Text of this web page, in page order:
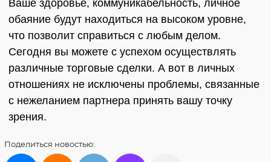
Ваше здоровье, коммуникабельность, личное
обаяние будут находиться на высоком уровне,
что позволит справиться с любым делом.
Сегодня вы можете с успехом осуществлять
различные торговые сделки. А вот в личных
отношениях не исключены проблемы, связанные
с нежеланием партнера принять вашу точку
зрения.
Поделиться новостью: